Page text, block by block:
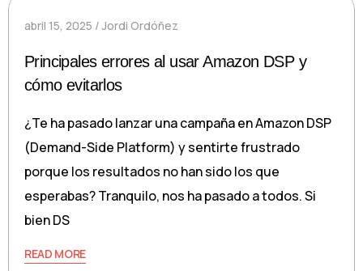
abril 15, 2025 Jordi Ordóñez
Principales errores al usar Amazon DSP y
cómo evitarlos
¿Te ha pasado lanzar una campaña en Amazon DSP
(Demand-Side Platform) y sentirte frustrado
porque los resultados no han sido los que
esperabas? Tranquilo, nos ha pasado a todos. Si
bien DS
READ MORE